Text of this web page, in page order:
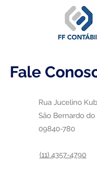
Fale
Rua Jucelino
São Bernardo
09840-780
(11) 4357-4790